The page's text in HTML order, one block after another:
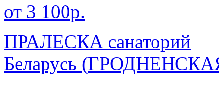
от 3 100р.
ПРАЛЕСКА санаторий
Беларусь